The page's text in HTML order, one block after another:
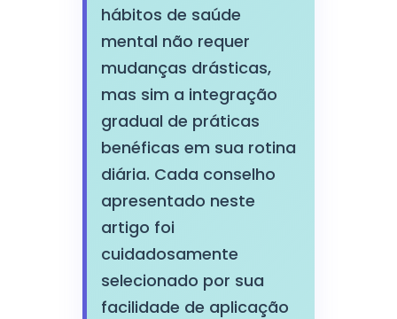
hábitos de saúde
mental não requer
mudanças drásticas,
mas sim a integração
gradual de práticas
benéficas em sua rotina
diária. Cada conselho
apresentado neste
artigo foi
cuidadosamente
selecionado por sua
facilidade de aplicação